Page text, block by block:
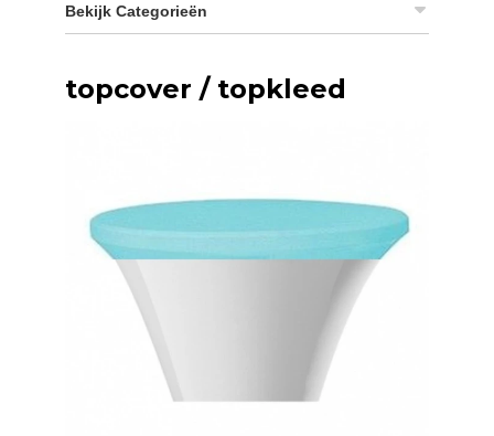
Bekijk Categorieën
topcover / topkleed